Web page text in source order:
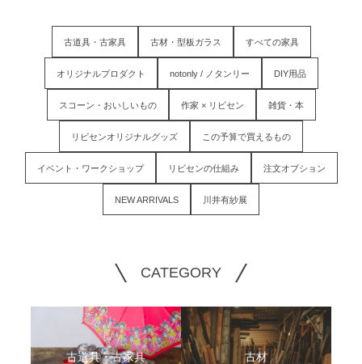
古道具・古家具 古材・型板ガラス すべての家具
オリジナルプロダクト notonly / ノタンリー DIY用品
スコーン・おいしいもの 作家 × リビセン 雑貨・本
リビセンオリジナルグッズ この予算で買えるもの
イベント・ワークショップ リビセンの仕組み 注文オプション
NEW ARRIVALS 川井有紗展
CATEGORY
古道具・古家具 古材